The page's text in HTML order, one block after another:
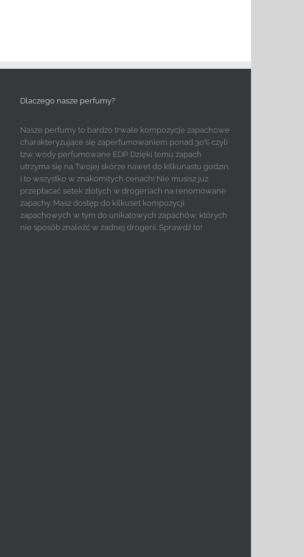
Dlaczego nasze perfumy?
Nasze perfumy to bardzo trwałe kompozycje zapachowe
charakteryzujące się zaperfumowaniem ponad 30% czyli
tzw. wody perfumowane EDP. Dzięki temu zapach
utrzyma się na Twojej skórze nawet do kilkunastu godzin.
I to wszystko w znakomitych cenach! Nie musisz już
przepłacać setek złotych w drogeriach na renomowane
zapachy. Masz dostęp do kilkuset kompozycji
zapachowych w tym do unikatowych zapachów, których
nie sposób znaleźć w żadnej drogerii. Sprawdź to!